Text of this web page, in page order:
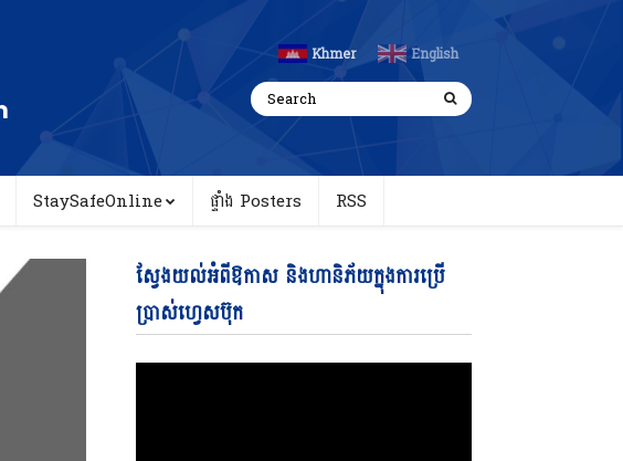
Khmer English
StaySafeOnline ផ្ទាំង Posters RSS
ស្វែងយល់អំពីឱកាស និងហានិភ័យក្នុងការប្រើ
ប្រាស់ហ្វេសប៊ុក